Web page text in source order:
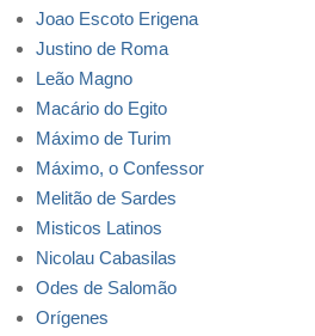
Joao Escoto Erigena
Justino de Roma
Leão Magno
Macário do Egito
Máximo de Turim
Máximo, o Confessor
Melitão de Sardes
Misticos Latinos
Nicolau Cabasilas
Odes de Salomão
Orígenes